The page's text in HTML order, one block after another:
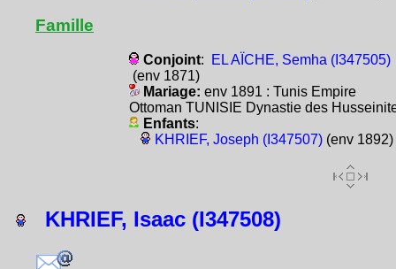
Famille
Conjoint:
EL AÏCHE, Semha (I347505)
(env 1871)
Mariage: env 1891 : Tunis Empire
Ottoman TUNISIE Dynastie des
Enfants:
KHRIEF, Joseph (I347507)(env 1892)
KHRIEF, Isaac (I347508)